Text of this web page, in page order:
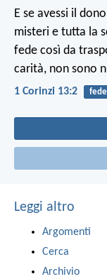
E se avessi il
misteri e tutta la
fede così da
carità, non sono
1 Corinzi 13:2 fede
Leggi altro
Argomenti
Cerca
Archivio